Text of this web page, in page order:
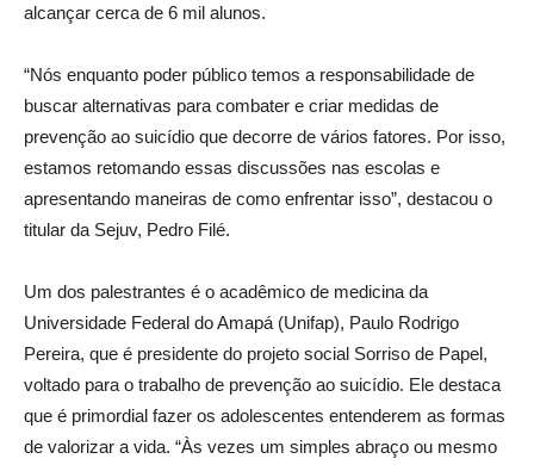
alcançar cerca de 6 mil alunos.
“Nós enquanto poder público temos a responsabilidade de
buscar alternativas para combater e criar medidas de
prevenção ao suicídio que decorre de vários fatores. Por isso,
estamos retomando essas discussões nas escolas e
apresentando maneiras de como enfrentar isso”, destacou o
titular da Sejuv, Pedro Filé.
Um dos palestrantes é o acadêmico de medicina da
Universidade Federal do Amapá (Unifap), Paulo Rodrigo
Pereira, que é presidente do projeto social Sorriso de Papel,
voltado para o trabalho de prevenção ao suicídio. Ele destaca
que é primordial fazer os adolescentes entenderem as formas
de valorizar a vida. “Às vezes um simples abraço ou mesmo